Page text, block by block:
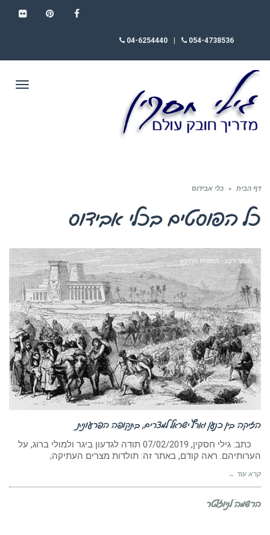
054-4738536
04-6254440
דף הבית » כלי אבידוס
כל הפוסטים בכלי אבידוס
חומר רקע - המזרח התיכון
הזיקה בין כנען וארץ ישראל למצרים, בתקופה הפרעונית
כתב: גילי חסקין, ‏07/02/2019 תודה לגדעון ביגר ולמולי ברוג, על
הערותיהם. ראה קודם, באתר זה: תולדות מצרים העתיקה;
קרא עוד ←
הרשמה לניוזלטר